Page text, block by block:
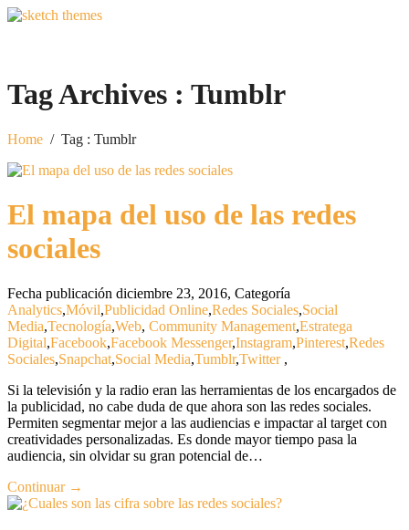
Tag Archives : Tumblr
Home / Tag : Tumblr
El mapa del uso de las redes
sociales
Fecha publicación diciembre 23, 2016, Categoría
Analytics,Móvil,Publicidad Online,Redes Sociales,Social
Media,Tecnología,Web, Community Management,Estratega
Digital,Facebook,Facebook Messenger,Instagram,Pinterest,Redes
Sociales,Snapchat,Social Media,Tumblr,Twitter,
Si la televisión y la radio eran las herramientas de los encargados de
la publicidad, no cabe duda de que ahora son las redes sociales.
Permiten segmentar mejor a las audiencias e impactar al target con
creatividades personalizadas. Es donde mayor tiempo pasa la
audiencia, sin olvidar su gran potencial de…
Continuar →